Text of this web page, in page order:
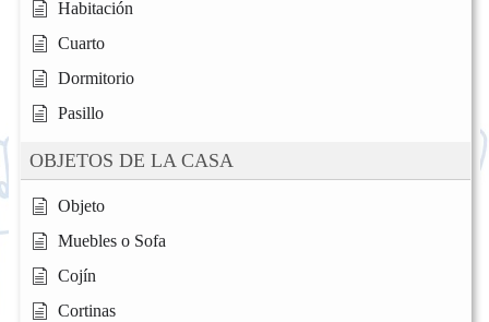
Habitación
Cuarto
Dormitorio
Pasillo
OBJETOS DE LA CASA
Objeto
Muebles o Sofa
Cojín
Cortinas